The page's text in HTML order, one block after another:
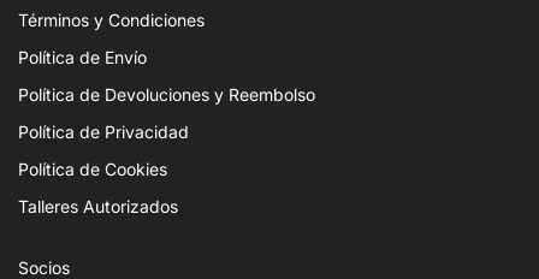
Términos y Condiciones
Política de Envío
Política de Devoluciones y Reembolso
Política de Privacidad
Política de Cookies
Talleres Autorizados
Socios